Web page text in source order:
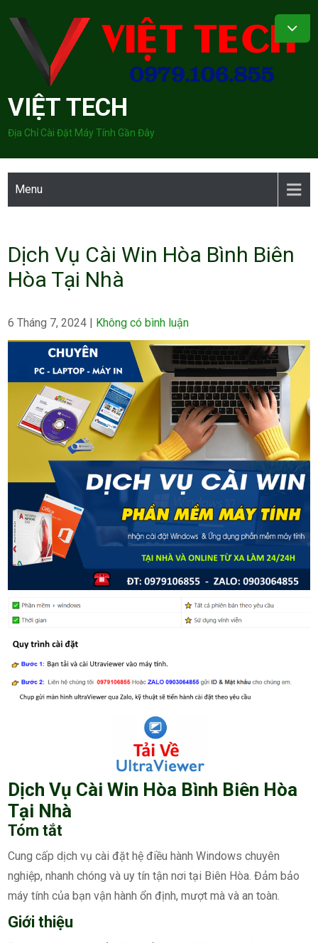
content
VIỆT TECH
Địa Chỉ Cài Đặt Máy Tính Gần Đây
Menu
Dịch Vụ Cài Win Hòa Bình Biên
Hòa Tại Nhà
6 Tháng 7, 2024 | Không có bình luận
Dịch Vụ Cài Win Hòa Bình Biên Hòa
Tại Nhà
Tóm tắt
Cung cấp dịch vụ cài đặt hệ điều hành Windows chuyên
nghiệp, nhanh chóng và uy tín tận nơi tại Biên Hòa. Đảm bảo
máy tính của bạn vận hành ổn định, mượt mà và an toàn.
Giới thiệu